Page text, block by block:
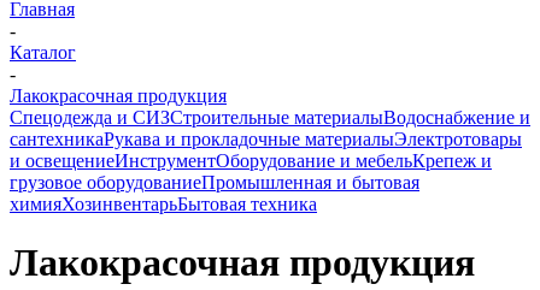
Главная
-
Каталог
-
Лакокрасочная продукция
Спецодежда и СИЗСтроительные материалыВодоснабжение и
сантехникаРукава и прокладочные материалыЭлектротовары
и освещениеИнструментОборудование и мебельКрепеж и
грузовое оборудованиеПромышленная и бытовая
химияХозинвентарьБытовая техника
Лакокрасочная продукция